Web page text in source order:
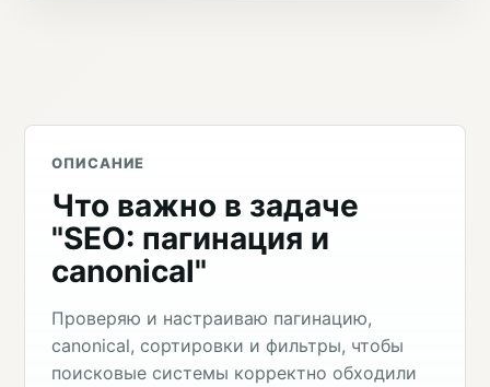
ОПИСАНИЕ
Что важно в задаче
"SEO: пагинация и
canonical"
Проверяю и настраиваю пагинацию,
canonical, сортировки и фильтры, чтобы
поисковые системы корректно обходили